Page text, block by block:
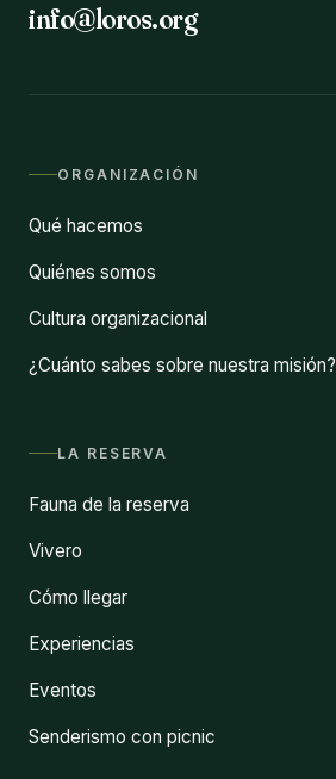
info@loros.org
ORGANIZACIÓN
Qué hacemos
Quiénes somos
Cultura organizacional
¿Cuánto sabes sobre nuestra misión?
LA RESERVA
Fauna de la reserva
Vivero
Cómo llegar
Experiencias
Eventos
Senderismo con picnic